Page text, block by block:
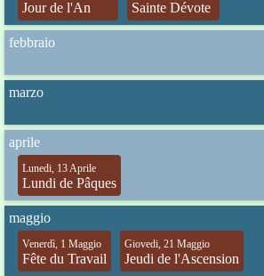
Jour de l'An Sainte Dévote
febbraio
marzo
aprile
Lunedi, 13 Aprile
Lundi de Pâques
maggio
Venerdì, 1 Maggio
Fête du Travail
Giovedi, 21 Maggio
Jeudi de l'Ascension